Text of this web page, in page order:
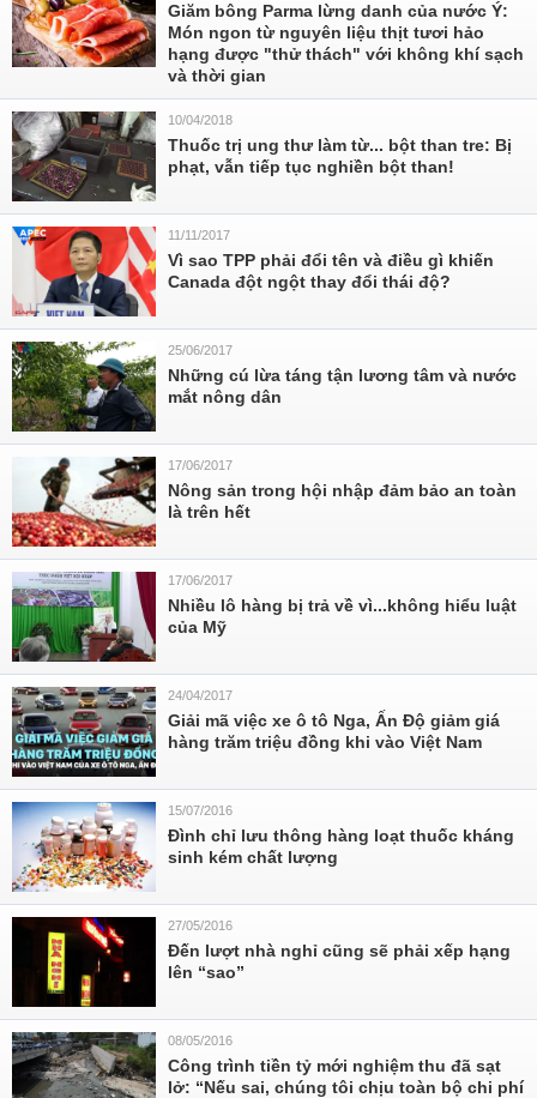
Giăm bông Parma lừng danh của nước Ý:
Món ngon từ nguyên liệu thịt tươi hảo
hạng được "thử thách" với không khí sạch
và thời gian
10/04/2018
Thuốc trị ung thư làm từ... bột than tre: Bị
phạt, vẫn tiếp tục nghiền bột than!
11/11/2017
Vì sao TPP phải đổi tên và điều gì khiến
Canada đột ngột thay đổi thái độ?
25/06/2017
Những cú lừa táng tận lương tâm và nước
mắt nông dân
17/06/2017
Nông sản trong hội nhập đảm bảo an toàn
là trên hết
17/06/2017
Nhiều lô hàng bị trả về vì...không hiểu luật
của Mỹ
24/04/2017
Giải mã việc xe ô tô Nga, Ấn Độ giảm giá
hàng trăm triệu đồng khi vào Việt Nam
15/07/2016
Đình chỉ lưu thông hàng loạt thuốc kháng
sinh kém chất lượng
27/05/2016
Đến lượt nhà nghỉ cũng sẽ phải xếp hạng
lên “sao”
08/05/2016
Công trình tiền tỷ mới nghiệm thu đã sạt
lở: “Nếu sai, chúng tôi chịu toàn bộ chi phí